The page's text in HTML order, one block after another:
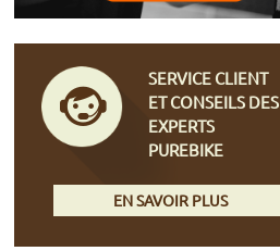
SERVICE CLIENT
ET CONSEILS DES
EXPERTS
PUREBIKE
EN SAVOIR PLUS